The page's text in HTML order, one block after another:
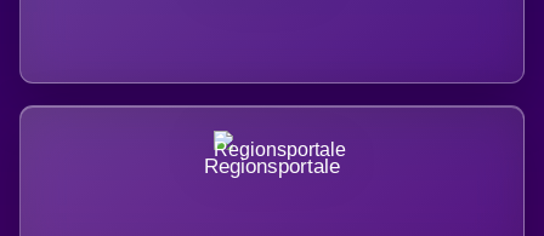
Regionsportale